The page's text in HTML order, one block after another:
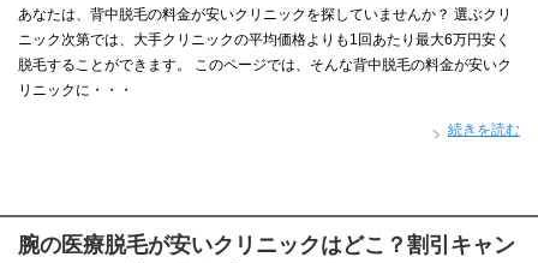
あなたは、背中脱毛の料金が安いクリニックを探していませんか？ 選ぶクリ
ニック次第では、大手クリニックの平均価格よりも1回あたり最大6万円安く
脱毛することができます。 このページでは、そんな背中脱毛の料金が安いク
リニックに・・・
続きを読む
腕の医療脱毛が安いクリニックはどこ？割引キャン